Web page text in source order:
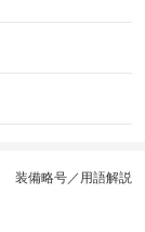
装備略号／用語解説